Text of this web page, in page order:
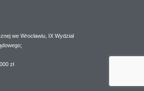
we Wrocławiu, IX Wydział
zł